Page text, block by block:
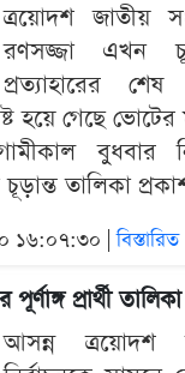
ত্রয়োদশ জাতীয়
রণসজ্জা এখন
প্রত্যাহারের
হয়ে গেছে
বুধবার
তালিকা
১৬:০৭:৩০ |বিস্তারিত
প্রার্থী
আসন্ন ত্রয়োদশ